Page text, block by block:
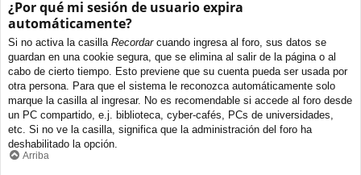
¿Por qué mi sesión de usuario expira
automáticamente?
Si no activa la casilla Recordarcuando ingresa al foro, sus datos se
guardan en una cookie segura, que se elimina al salir de la página o al
cabo de cierto tiempo. Esto previene que su cuenta pueda ser usada por
otra persona. Para que el sistema le reconozca automáticamente solo
marque la casilla al ingresar. No es recomendable si accede al foro desde
un PC compartido, e.j. biblioteca, cyber-cafés, PCs de universidades,
etc. Si no ve la casilla, significa que la administración del foro ha
deshabilitado la opción.
Arriba